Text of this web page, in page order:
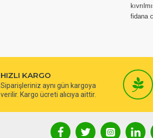
fidana
HIZLI KARGO
Siparişleriniz aynı gün kargoya
verilir. Kargo ücreti alıcıya aittir.